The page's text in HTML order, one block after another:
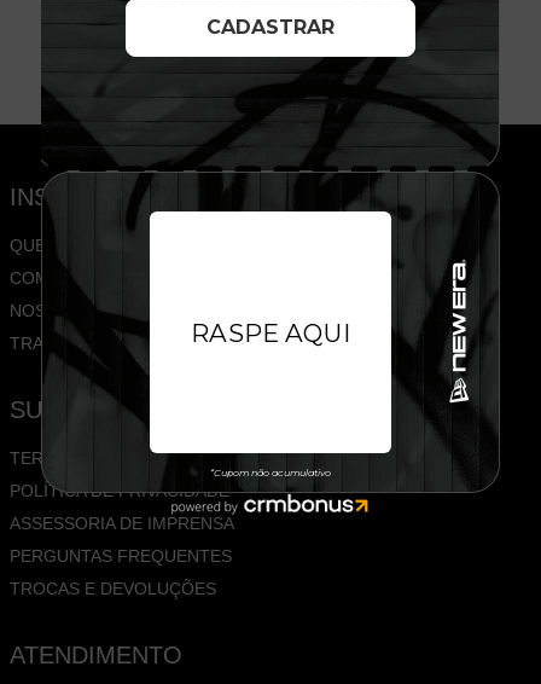
INSTITUCIONAL
QUEM SOMOS
COMPRE NO ATACADO
NOSSAS LOJAS
TRABALHE CONOSCO
SUPORTE
TERMOS E CONDIÇÕES
POLÍTICA DE PRIVACIDADE
ASSESSORIA DE IMPRENSA
PERGUNTAS FREQUENTES
TROCAS E DEVOLUÇÕES
ATENDIMENTO